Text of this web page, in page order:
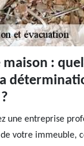
:
une entreprise
votre immeuble,